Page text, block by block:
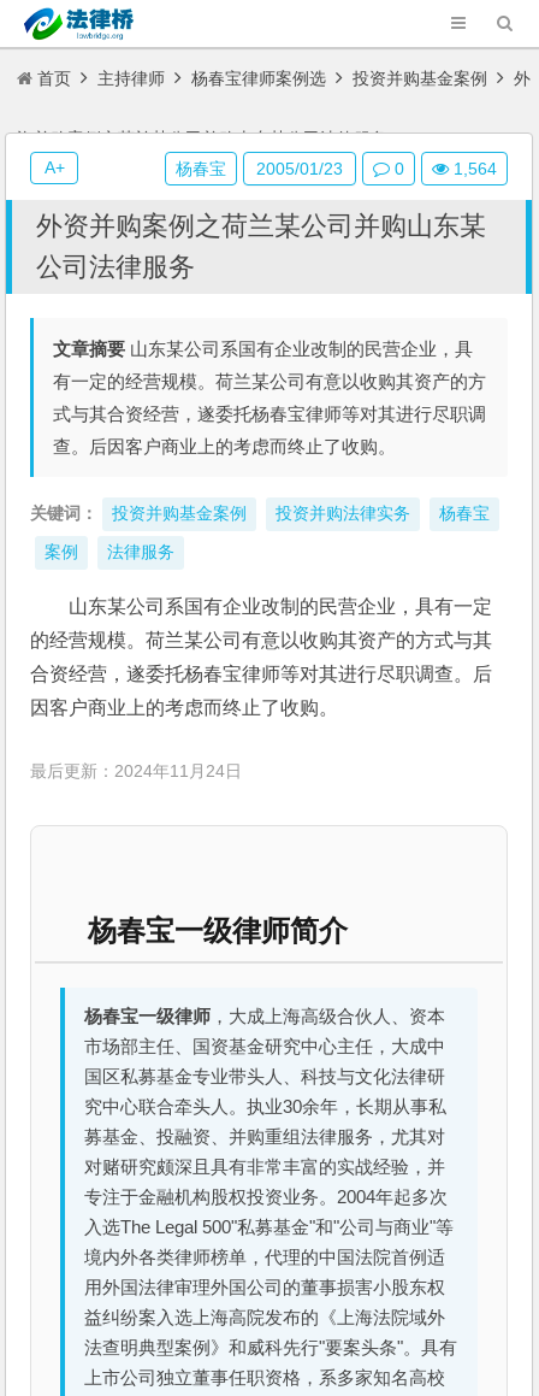
首页 主持律师 杨春宝律师案例选 投资并购基金案例 外
资并购案例之荷兰某公司并购山东某公司法律服务
外资并购案例之荷兰某公司并购山东某
公司法律服务
文章摘要 山东某公司系国有企业改制的民营企业，具
有一定的经营规模。荷兰某公司有意以收购其资产的方
式与其合资经营，遂委托杨春宝律师等对其进行尽职调
查。后因客户商业上的考虑而终止了收购。
关键词： 投资并购基金案例 投资并购法律实务 杨春宝
案例 法律服务
山东某公司系国有企业改制的民营企业，具有一定
的经营规模。荷兰某公司有意以收购其资产的方式与其
合资经营，遂委托杨春宝律师等对其进行尽职调查。后
因客户商业上的考虑而终止了收购。
最后更新：2024年11月24日
杨春宝一级律师简介
杨春宝一级律师 ，大成上海高级合伙人、资本
市场部主任、国资基金研究中心主任，大成中
国区私募基金专业带头人、科技与文化法律研
究中心联合牵头人。执业30余年，长期从事私
募基金、投融资、并购重组法律服务，尤其对
对赌研究颇深且具有非常丰富的实战经验，并
专注于金融机构股权投资业务。2004年起多次
入选The Legal 500"私募基金"和"公司与商业"等
境内外各类律师榜单，代理的中国法院首例适
用外国法律审理外国公司的董事损害小股东权
益纠纷案入选上海高院发布的《上海法院域外
法查明典型案例》和威科先行"要案头条"。具有
上市公司独立董事任职资格，系多家知名高校
杨春宝 2005/01/23 0 1,564
A+